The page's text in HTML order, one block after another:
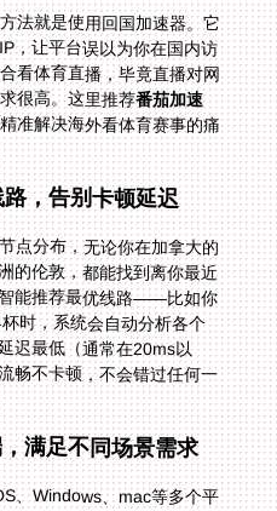
法就是使用回国加速器。它
，让平台误以为你在国内访
看体育直播，毕竟直播对网
很高。这里推荐番茄加速
准解决海外看体育赛事的痛
，告别卡顿延迟
点分布，无论你在加拿大的
是欧洲的伦敦，都能找到离你最近
它会智能推荐最优线路——比如你
墨世界杯时，系统会自动分析各个
，选择延迟最低（通常在20ms以
画面流畅不卡顿，不会错过任何一
满足不同场景需求
、Windows、mac等多个平
设备同时使用。比如你可以在通勤
播，回家后用MacBook打开咪咕
至用平板投屏到电视上和朋友一起
时加速，不用切换账号或额外付